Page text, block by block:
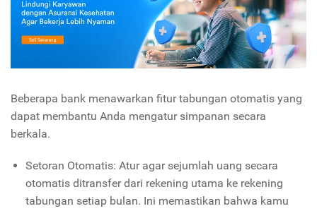
Beberapa bank menawarkan fitur tabungan otomatis yang
dapat membantu Anda mengatur simpanan secara
berkala.
Setoran Otomatis: Atur agar sejumlah uang secara
otomatis ditransfer dari rekening utama ke rekening
tabungan setiap bulan. Ini memastikan bahwa kamu